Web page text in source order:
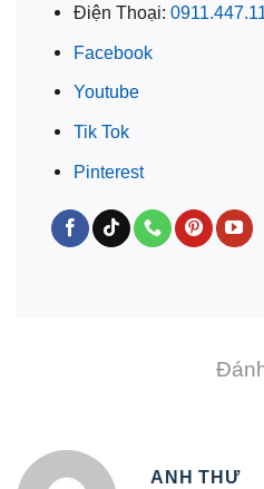
Điện Thoại:
Facebook
Youtube
Tik Tok
Pinterest
ANH THƯ